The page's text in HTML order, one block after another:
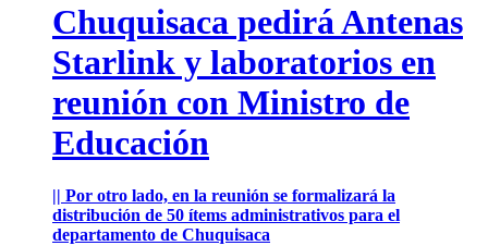
Chuquisaca pedirá Antenas
Starlink y laboratorios en
reunión con Ministro de
Educación
|| Por otro lado, en la reunión se formalizará la
distribución de 50 ítems administrativos para el
departamento de Chuquisaca